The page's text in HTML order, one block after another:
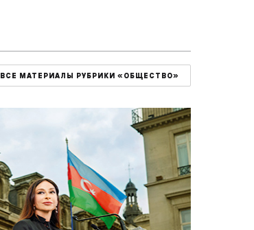
ВСЕ МАТЕРИАЛЫ РУБРИКИ «ОБЩЕСТВО»